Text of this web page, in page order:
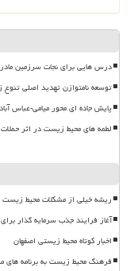
درس هایی برای نجات سرزمین
توسعه نامتوازن تهدید اصلی
پایش جاده ای محور میامی-عباس
لطمه های محیط زیست در اثر
ریشه خیلی از مشکلات محیط
آغاز فرایند جذب سرمایه گذار برای راه
اخبار کوتاه محیط زیستی اصفهان
فرهنگ محیط زیست به برنامه های